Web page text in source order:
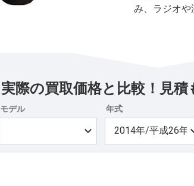
み、ラジオや
リングホイ
HEMIの3機種
れるようにな
装備などは
る。 グレー
ドの2グレー
実際の買取価格と比較！見積
モデル 年式